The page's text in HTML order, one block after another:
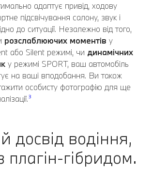
адаптує привід, ходову
підсвічування салону, звук і
до ситуації. Незалежно від того,
розслаблюючих моментів у
або Silent режимі, чи динамічних
у режимі SPORT, ваш автомобіль
на ваші вподобання. Ви також
особисту фотографію для ще
³
досвід водіння,
плагін-гібридом.